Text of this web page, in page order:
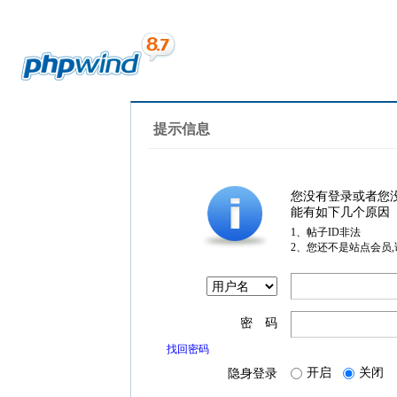
提示信息
您没有登录或者您
能有如下几个原因
1、帖子ID非法
2、您还不是站点会员
密 码
找回密码
隐身登录 开启 关闭